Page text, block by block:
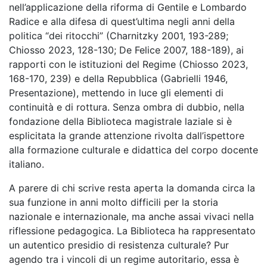
nell’applicazione della riforma di Gentile e Lombardo
Radice e alla difesa di quest’ultima negli anni della
politica “dei ritocchi” (Charnitzky 2001, 193-289;
Chiosso 2023, 128-130; De Felice 2007, 188-189), ai
rapporti con le istituzioni del Regime (Chiosso 2023,
168-170, 239) e della Repubblica (Gabrielli 1946,
Presentazione), mettendo in luce gli elementi di
continuità e di rottura. Senza ombra di dubbio, nella
fondazione della Biblioteca magistrale laziale si è
esplicitata la grande attenzione rivolta dall’ispettore
alla formazione culturale e didattica del corpo docente
italiano.
A parere di chi scrive resta aperta la domanda circa la
sua funzione in anni molto difficili per la storia
nazionale e internazionale, ma anche assai vivaci nella
riflessione pedagogica. La Biblioteca ha rappresentato
un autentico presidio di resistenza culturale? Pur
agendo tra i vincoli di un regime autoritario, essa è